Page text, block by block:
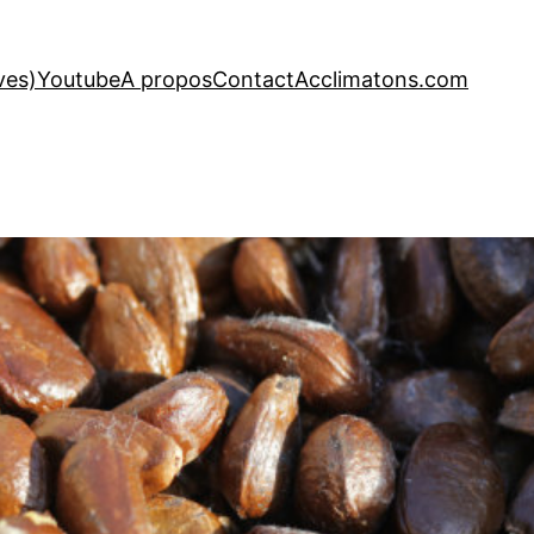
YoutubeA proposContactAcclimatons.com